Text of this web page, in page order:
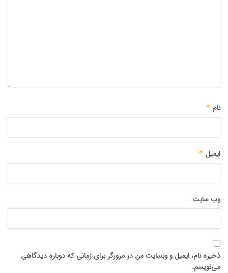
نام *
ایمیل *
وب‌ سایت
ذخیره نام، ایمیل و وبسایت من در مرورگر برای زمانی که دوباره دیدگاهی
می‌نویسم.